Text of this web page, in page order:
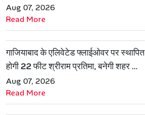
रूट
Aug 07, 2026
Read More
गाजियाबाद के एलिवेटेड फ्लाईओवर पर स्थापित
होगी 22 फीट श्रीराम प्रतिमा, बनेगी शहर की
नई पहचान
Aug 07, 2026
Read More